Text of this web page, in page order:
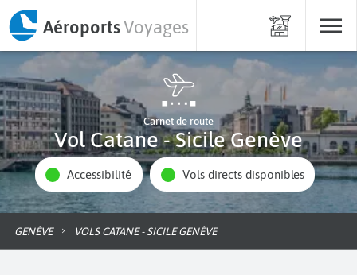
AéroportsVoyages
Carnet de route
Vol Catane - Sicile Genève
Accessibilité Vols directs disponibles
GENÈVE VOLS CATANE - SICILE GENÈVE